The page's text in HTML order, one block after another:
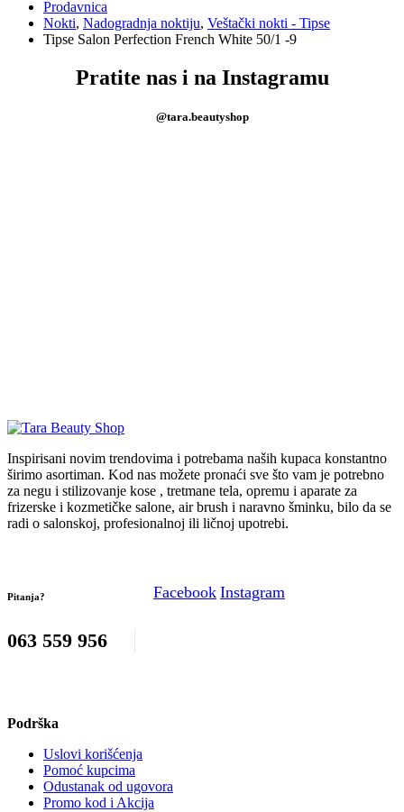
Prodavnica
Nokti, Nadogradnja noktiju, Veštački nokti - Tipse
Tipse Salon Perfection French White 50/1 -9
Pratite nas i na Instagramu
@tara.beautyshop
Inspirisani novim trendovima i potrebama naših kupaca konstantno
širimo asortiman. Kod nas možete pronaći sve što vam je potrebno
za negu i stilizovanje kose , tretmane tela, opremu i aparate za
frizerske i kozmetičke salone, air brush i naravno šminku, bilo da se
radi o salonskoj, profesionalnoj ili ličnoj upotrebi.
Pitanja?
063 559 956
Facebook Instagram
Podrška
Uslovi korišćenja
Pomoć kupcima
Odustanak od ugovora
Promo kod i Akcija